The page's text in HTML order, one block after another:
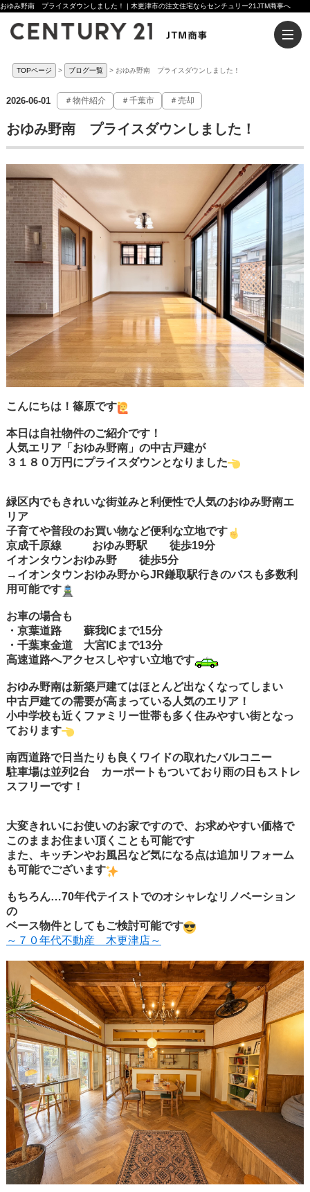
おゆみ野南 プライスダウンしました！ | 木更津市の注文住宅ならセンチュリー21JTM商事へ
TOPページ ブログ一覧 おゆみ野南 プライスダウンしました！
2026-06-01 ＃物件紹介 ＃千葉市 ＃売却
おゆみ野南 プライスダウンしました！
こんにちは！篠原です
本日は自社物件のご紹介です！
人気エリア「おゆみ野南」の中古戸建が
３１８０万円にプライスダウンとなりました
緑区内でもきれいな街並みと利便性で人気のおゆみ野南エ
リア
子育てや普段のお買い物など便利な立地です
京成千原線 おゆみ野駅 徒歩19分
イオンタウンおゆみ野 徒歩5分
→イオンタウンおゆみ野からJR鎌取駅行きのバスも多数利
用可能です
お車の場合も
・京葉道路 蘇我ICまで15分
・千葉東金道 大宮ICまで13分
高速道路へアクセスしやすい立地です
おゆみ野南は新築戸建てはほとんど出なくなってしまい
中古戸建ての需要が高まっている人気のエリア！
小中学校も近くファミリー世帯も多く住みやすい街となっ
ております
南西道路で日当たりも良くワイドの取れたバルコニー
駐車場は並列2台 カーポートもついており雨の日もストレ
スフリーです！
大変きれいにお使いのお家ですので、お求めやすい価格で
このままお住まい頂くことも可能です
また、キッチンやお風呂など気になる点は追加リフォーム
も可能でございます
もちろん…70年代テイストでのオシャレなリノベーション
の
ベース物件としてもご検討可能です
～７０年代不動産 木更津店～